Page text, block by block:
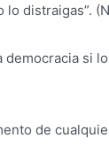
lo distraigas”.
democracia si
de